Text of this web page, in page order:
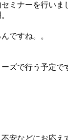
ミナーを行いま
ですね。。
ズで行う予定で
安などにお応